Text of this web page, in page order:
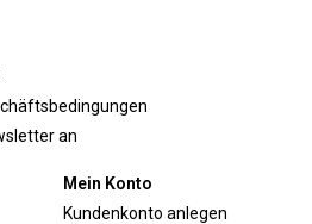
an
Mein Konto
Kundenkonto anlegen